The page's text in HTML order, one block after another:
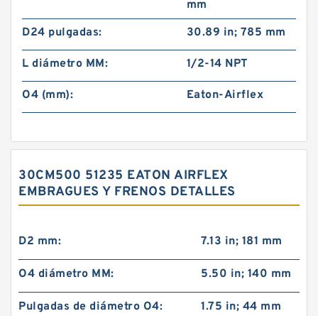
mm
D24 pulgadas:
30.89 in; 785 mm
L diámetro MM: 1/2-14 NPT
O4 (mm): Eaton-Airflex
30CM500 51235 EATON AIRFLEX
EMBRAGUES Y FRENOS DETALLES
D2 mm: 7.13 in; 181 mm
O4 diámetro MM: 5.50 in; 140 mm
Pulgadas de diámetro O4: 1.75 in; 44 mm